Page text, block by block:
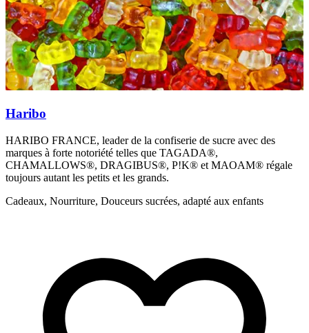
Haribo
HARIBO FRANCE, leader de la confiserie de sucre avec des
marques à forte notoriété telles que TAGADA®,
CHAMALLOWS®, DRAGIBUS®, P!K® et MAOAM® régale
toujours autant les petits et les grands.
Cadeaux, Nourriture, Douceurs sucrées, adapté aux enfants